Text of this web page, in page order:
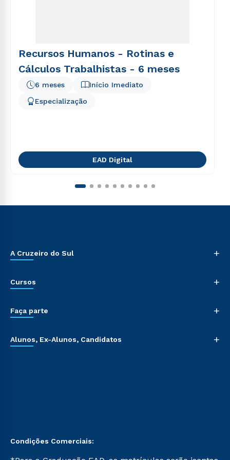
Recursos Humanos - Rotinas e
Cálculos Trabalhistas - 6 meses
Início Imediato
6 meses
Especialização
EAD Digital
A Cruzeiro do Sul +
Cursos +
Faça parte +
Alunos, Ex-Alunos, Candidatos +
Condições Comerciais: